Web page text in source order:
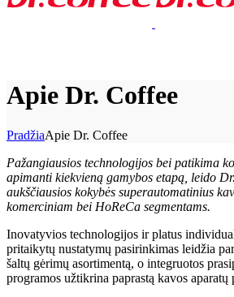
Apie Dr. Coffee
PradžiaApie Dr. Coffee
Pažangiausios technologijos bei patikima
apimanti kiekvieną gamybos etapą, leido
aukščiausios kokybės superautomatinius
komerciniam bei HoReCa segmentams.
Inovatyvios technologijos ir platus
pritaikytų nustatymų pasirinkimas leidžia
šaltų gėrimų asortimentą, o integruotos
programos užtikrina paprastą kavos